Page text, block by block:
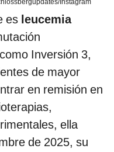
Instagram
es leucemia
Inversión 3,
de mayor
en remisión en
ella
de 2025, su